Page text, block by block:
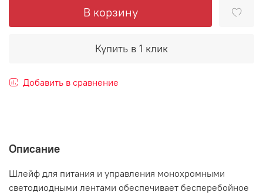
В корзину
Купить в 1 клик
Добавить в сравнение
Описание
Шлейф для питания и управления монохромными
светодиодными лентами обеспечивает бесперебойное